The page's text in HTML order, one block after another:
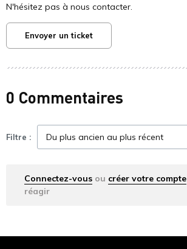
N'hésitez pas à nous contacter.
Envoyer un ticket
0 Commentaires
Filtre :
Connectez-vous ou créer votre compte
réagir